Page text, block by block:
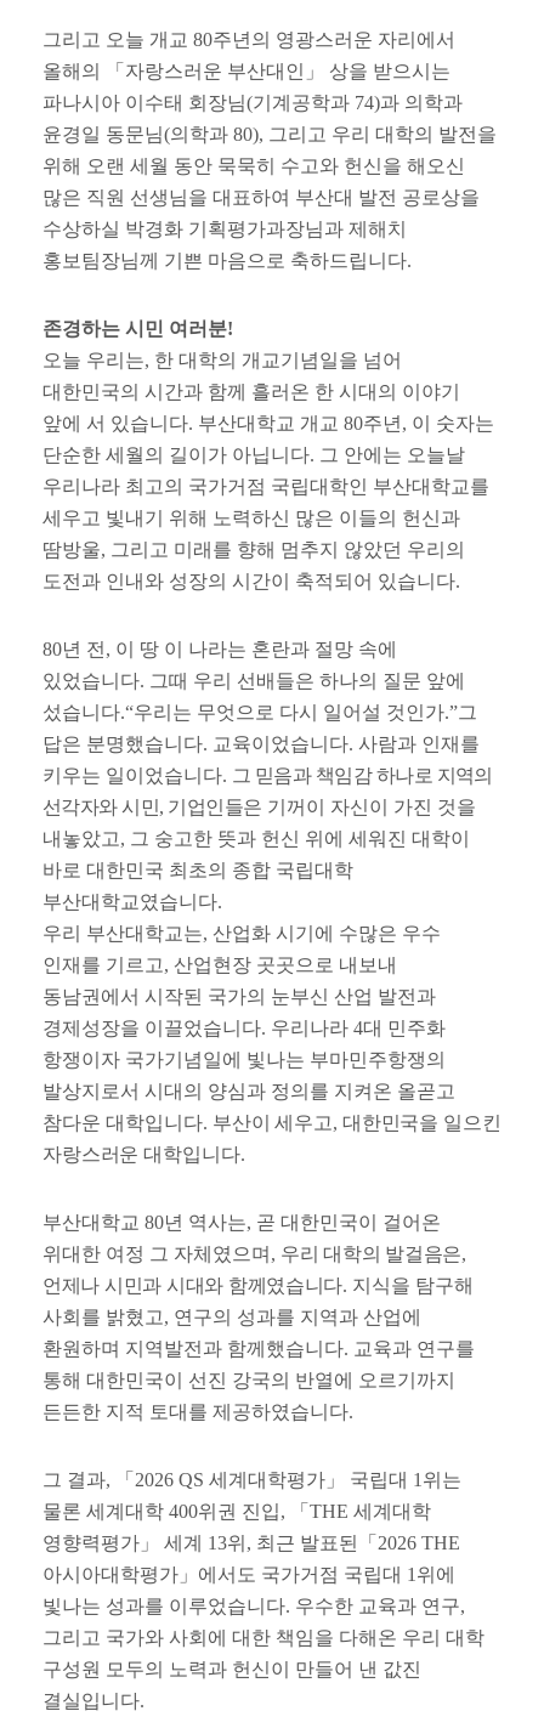
그리고 오늘 개교 80주년의 영광스러운 자리에서
올해의
「 자랑스러운 부산대인 」 상을 받으시는
파나시아 이수태 회장님(기계공학과 74)과 의학과
윤경일 동문님(의학과 80), 그리고 우리 대학의 발전을
위해 오랜 세월 동안 묵묵히 수고와 헌신을 해오신
많은 직원 선생님을 대표하여 부산대 발전 공로상을
수상하실 박경화 기획평가과장님과 제해치
홍보팀장님께 기쁜 마음으로 축하드립니다.
존경하는 시민 여러분!
오늘 우리는, 한 대학의 개교기념일을 넘어
대한민국의 시간과 함께 흘러온 한 시대의 이야기
앞에 서 있습니다. 부산대학교 개교 80주년 , 이 숫자는
단순한 세월의 길이가 아닙니다. 그 안에는 오늘날
우리나라 최고의 국가거점 국립대학인 부산대학교를
세우고 빛내기 위해 노력하신 많은 이들의 헌신과
땀방울, 그리고 미래를 향해 멈추지 않았던 우리의
도전과 인내와 성장의 시간이 축적되어 있습니다.
80년 전 , 이 땅 이 나라는 혼란과 절망 속에
있었습니다. 그때 우리 선배들은 하나의 질문 앞에
섰습니다.“우리는 무엇으로 다시 일어설 것인가.”그
답은 분명했습니다. 교육이었습니다. 사람과 인재를
키우는 일이었습니다. 그 믿음과 책임감 하나로 지역의
선각자와 시민 , 기업인들은 기꺼이 자신이 가진 것을
내놓았고, 그 숭고한 뜻과 헌신 위에 세워진 대학이
바로 대한민국 최초의 종합 국립대학
부산대학교였습니다.
우리 부산대학교는, 산업화 시기에 수많은 우수
인재를 기르고, 산업현장 곳곳으로 내보내
동남권에서 시작된 국가의 눈부신 산업 발전과
경제성장을 이끌었습니다. 우리나라 4대 민주화
항쟁이자 국가기념일에 빛나는 부마민주항쟁의
발상지로서 시대의 양심과 정의를 지켜온 올곧고
참다운 대학입니다. 부산이 세우고, 대한민국을 일으킨
자랑스러운 대학입니다.
부산대학교 80년 역사는, 곧 대한민국이 걸어온
위대한 여정 그 자체였으며 , 우리 대학의 발걸음은,
언제나 시민과 시대와 함께였습니다. 지식을 탐구해
사회를 밝혔고, 연구의 성과를 지역과 산업에
환원하며 지역발전과 함께했습니다. 교육과 연구를
통해 대한민국이 선진 강국의 반열에 오르기까지
든든한 지적 토대를 제공하였습니다.
그 결과, 「 2026 QS 세계대학평가 」 국립대 1 위는
물론 세계대학 400위권 진입, 「 THE 세계대학
영향력평가 」 세계 13위 , 최근 발표된 「 2026 THE
아시아대학평가 」 에서도 국가거점 국립대 1 위에
빛나는 성과를 이루었습니다. 우수한 교육과 연구,
그리고 국가와 사회에 대한 책임을 다해온 우리 대학
구성원 모두의 노력과 헌신이 만들어 낸 값진
결실입니다.